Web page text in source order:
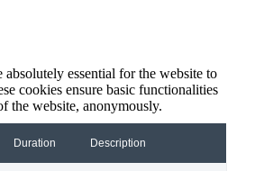
absolutely essential for the website to
cookies ensure basic functionalities
the website, anonymously.
Duration Description